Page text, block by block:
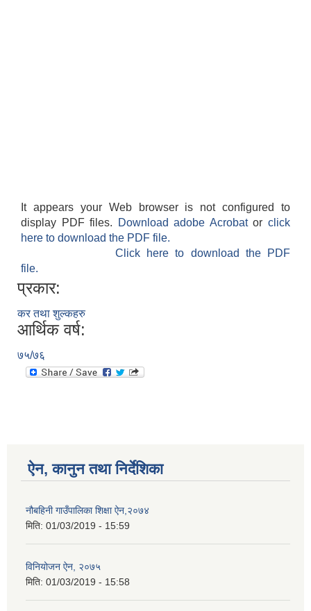
It appears your Web browser is not configured to
display PDF files.
Download adobe Acrobatorclick
here to download the PDF file.
Click here to download the PDF
file.
प्रकार:
कर तथा शुल्कहरु
आर्थिक वर्ष:
७५/७६
ऐन, कानुन तथा निर्देशिका
नौबहिनी गाउँपालिका शिक्षा ऐन,२०७४
मिति: 01/03/2019 - 15:59
विनियोजन ऐन, २०७५
मिति: 01/03/2019 - 15:58